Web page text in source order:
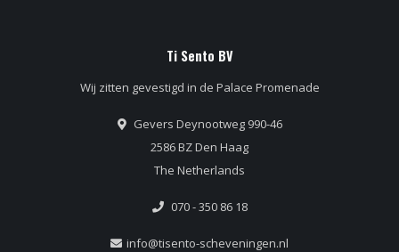
Ti Sento BV
Wij zitten gevestigd in de Palace Promenade
Gevers Deynootweg 990-46
2586 BZ Den Haag
The Netherlands
070 - 350 86 18
info@tisento-scheveningen.nl